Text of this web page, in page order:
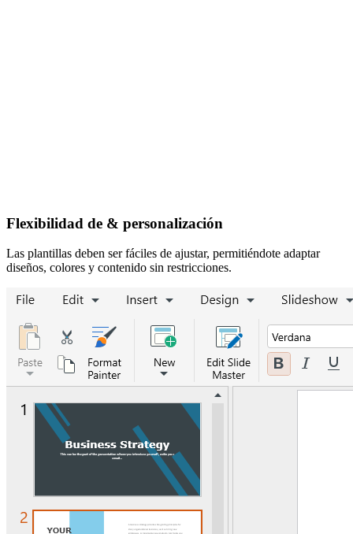
Flexibilidad de & personalización
Las plantillas deben ser fáciles de ajustar, permitiéndote adaptar
diseños, colores y contenido sin restricciones.